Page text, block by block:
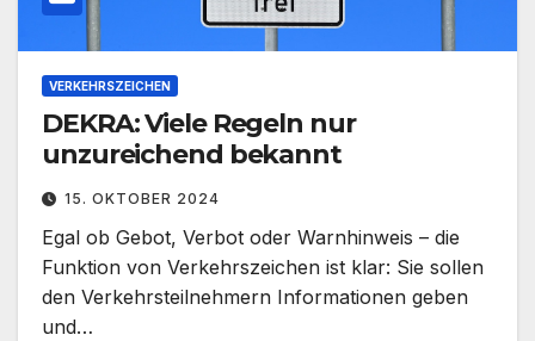
VERKEHRSZEICHEN
DEKRA: Viele Regeln nur
unzureichend bekannt
15. OKTOBER 2024
Egal ob Gebot, Verbot oder Warnhinweis – die
Funktion von Verkehrszeichen ist klar: Sie sollen
den Verkehrsteilnehmern Informationen geben
und…